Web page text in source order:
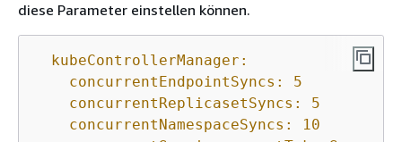
diese Parameter einstellen können.
kubeControllerManager:
concurrentEndpointSyncs:
5
concurrentReplicasetSyncs:
5
concurrentNamespaceSyncs:
10